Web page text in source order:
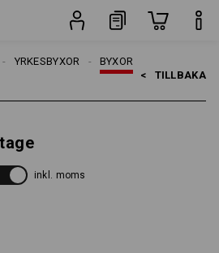
BYXOR
YRKESBYXOR
< TILLBAKA
inkl. moms